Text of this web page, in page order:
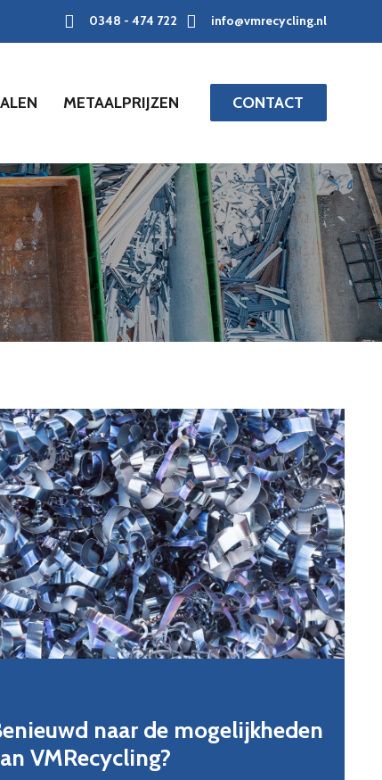
0348 - 474 722 info@vmrecycling.nl
METAALPRIJZEN CONTACT
naar de mogelijkheden
VMRecycling?